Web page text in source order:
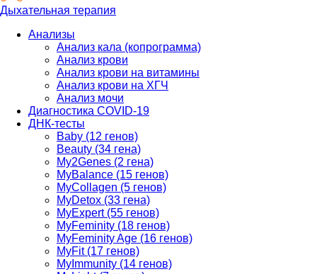
Дыхательная терапия
Анализы
Анализ кала (копрограмма)
Анализ крови
Анализ крови на витамины
Анализ крови на ХГЧ
Анализ мочи
Диагностика COVID-19
ДНК-тесты
Baby (12 генов)
Beauty (34 гена)
My2Genes (2 гена)
MyBalance (15 генов)
MyCollagen (5 генов)
MyDetox (33 гена)
MyExpert (55 генов)
MyFeminity (18 генов)
MyFeminity Age (16 генов)
MyFit (17 генов)
MyImmunity (14 генов)